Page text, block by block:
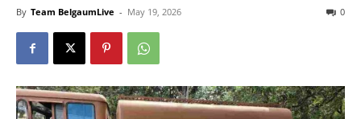
By Team BelgaumLive - May 19, 2026 0